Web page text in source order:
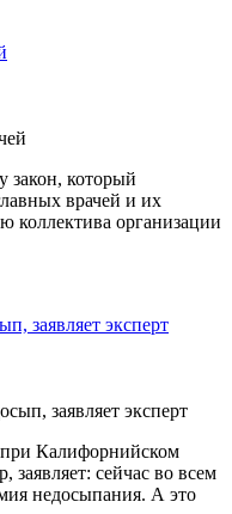
закон, который
врачей и их
коллектива организации
заявляет эксперт
при Калифорнийском
заявляет: сейчас во всем
недосыпания. А это